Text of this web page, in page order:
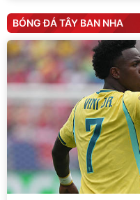
BÓNG ĐÁ TÂY BAN NHA